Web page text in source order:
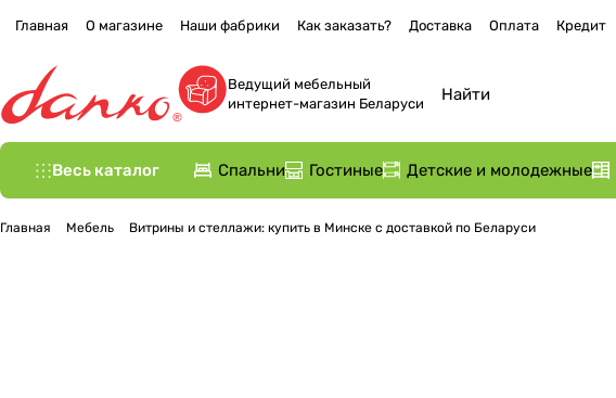
Главная О магазине Наши фабрики Как заказать? Доставка Оплата Кредит
Ведущий мебельный
интернет-магазин Беларуси
Весь каталог Спальни Гостиные Детские и молодежные
Главная Мебель Витрины и стеллажи: купить в Минске с доставкой по Беларуси